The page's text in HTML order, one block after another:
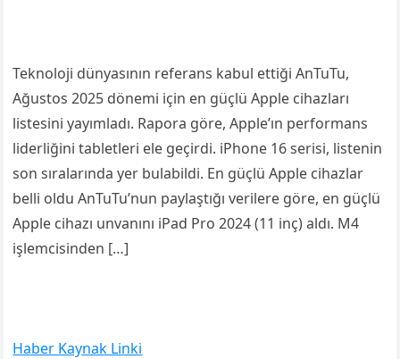
Teknoloji dünyasının referans kabul ettiği AnTuTu,
Ağustos 2025 dönemi için en güçlü Apple cihazları
listesini yayımladı. Rapora göre, Apple’ın performans
liderliğini tabletleri ele geçirdi. iPhone 16 serisi, listenin
son sıralarında yer bulabildi. En güçlü Apple cihazlar
belli oldu AnTuTu’nun paylaştığı verilere göre, en güçlü
Apple cihazı unvanını iPad Pro 2024 (11 inç) aldı. M4
işlemcisinden […]
Haber Kaynak Linki